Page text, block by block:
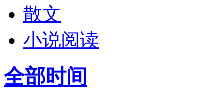
散文
小说阅读
全部时间